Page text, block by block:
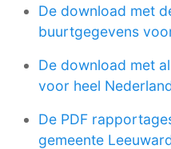
De download met
buurtgegevens
De download met
voor heel
De PDF
gemeente